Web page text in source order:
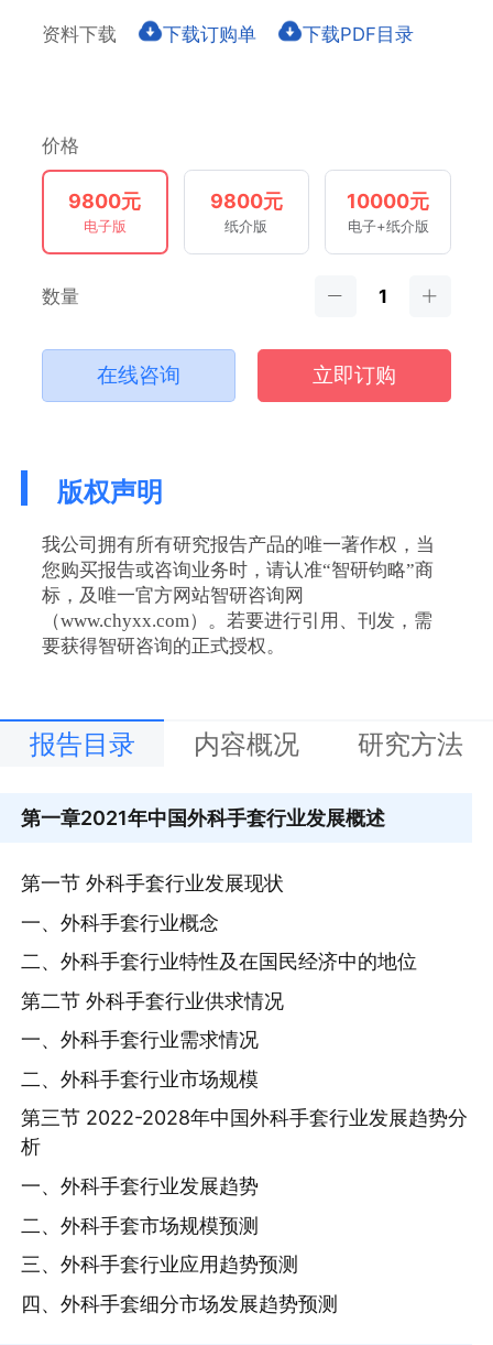
资料下载 下载订购单 下载PDF目录
价格
9800元
电子版
9800元
纸介版
10000元
电子+纸介版
数量
在线咨询 立即订购
版权声明
我公司拥有所有研究报告产品的唯一著作权，当
您购买报告或咨询业务时，请认准“智研钧略”商
标，及唯一官方网站智研咨询网
（www.chyxx.com）。若要进行引用、刊发，需
要获得智研咨询的正式授权。
报告目录 内容概况 研究方法
第一章2021年中国外科手套行业发展概述
第一节 外科手套行业发展现状
一、外科手套行业概念
二、外科手套行业特性及在国民经济中的地位
第二节 外科手套行业供求情况
一、外科手套行业需求情况
二、外科手套行业市场规模
第三节 2022-2028年中国外科手套行业发展趋势分
析
一、外科手套行业发展趋势
二、外科手套市场规模预测
三、外科手套行业应用趋势预测
四、外科手套细分市场发展趋势预测